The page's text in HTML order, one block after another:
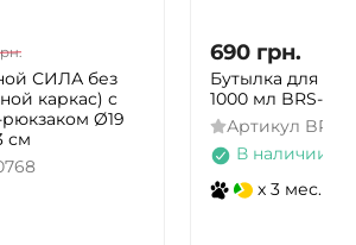
СИЛА без
каркас) с
Ø19
см
690 грн.
Бутылка для
1000 мл BRS-103
Артикул BRS-
В наличии
x 3 мес.